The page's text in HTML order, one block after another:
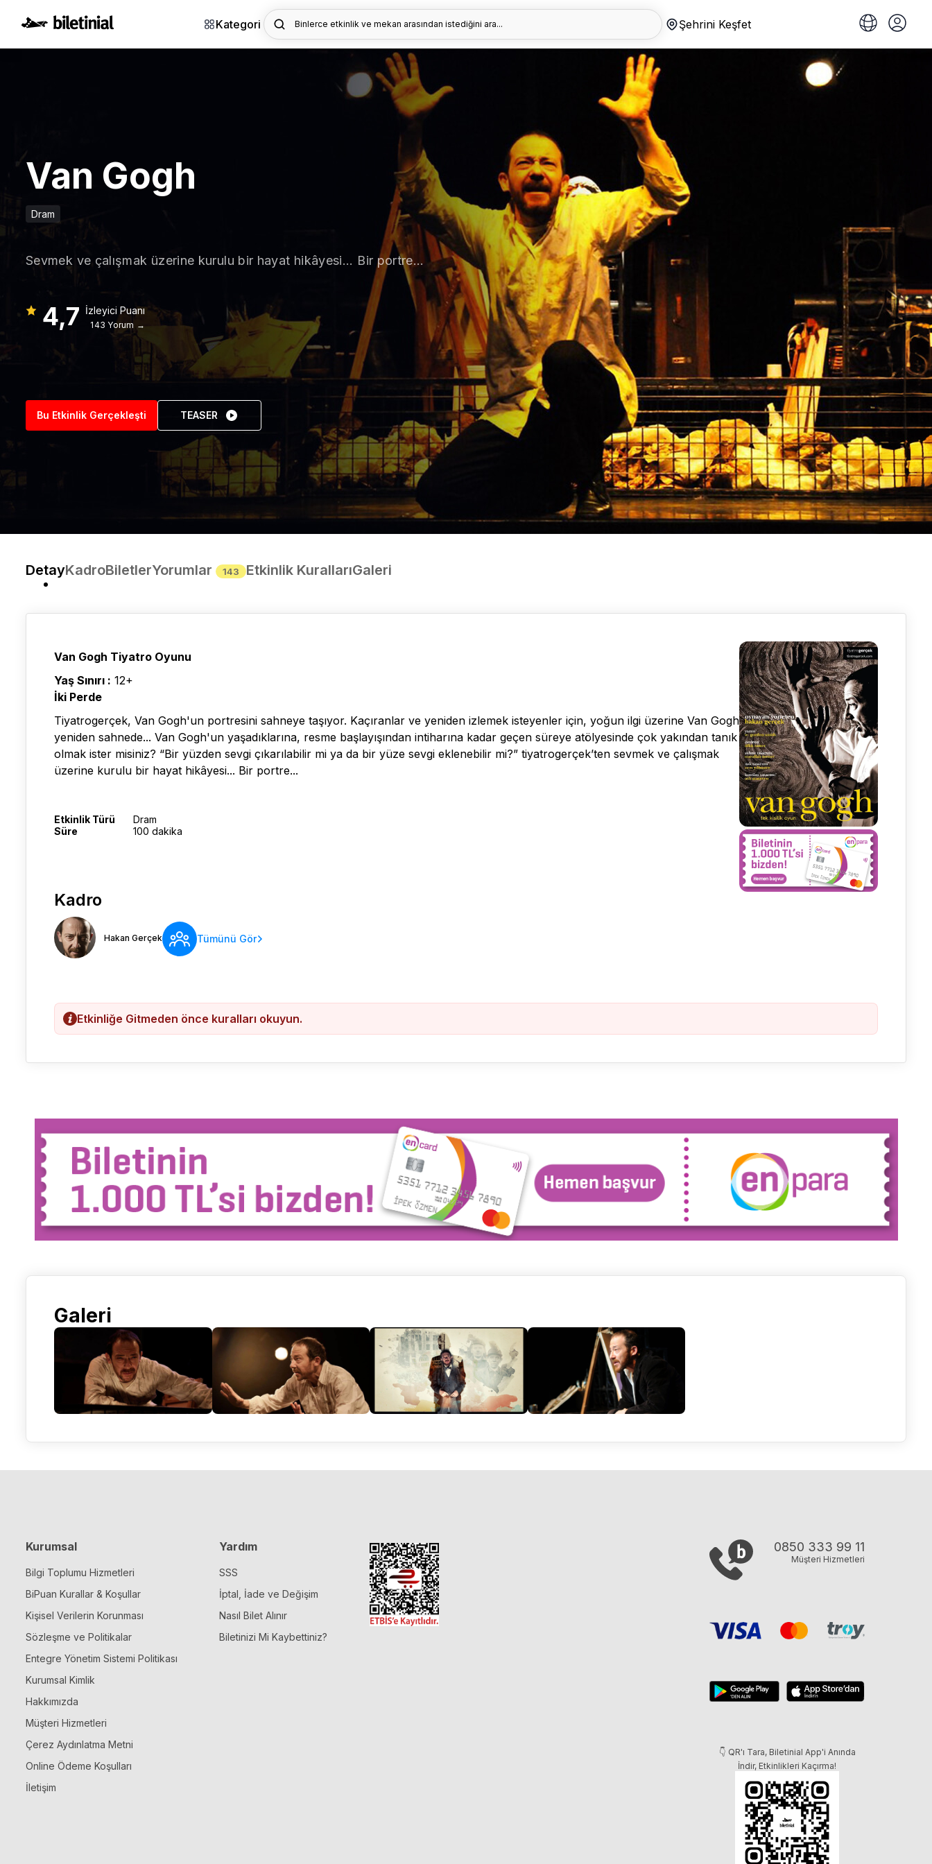
Kategori Binlerce etkinlik ve mekan arasından istediğini ara... Şehrini Keşfet
Van Gogh
Dram
Sevmek ve çalışmak üzerine kurulu bir hayat hikâyesi... Bir portre...
4,7 İzleyici Puanı
143 Yorum →
Bu Etkinlik Gerçekleşti TEASER
DetayKadroBiletlerYorumlar 143 Etkinlik KurallarıGaleri
Van Gogh Tiyatro Oyunu
Yaş Sınırı : 12+
İki Perde
Tiyatrogerçek, Van Gogh'un portresini sahneye taşıyor. Kaçıranlar ve yeniden izlemek isteyenler için, yoğun ilgi üzerine Van Gogh
yeniden sahnede... Van Gogh'un yaşadıklarına, resme başlayışından intiharına kadar geçen süreye atölyesinde çok yakından tanık
olmak ister misiniz? “Bir yüzden sevgi çıkarılabilir mi ya da bir yüze sevgi eklenebilir mi?” tiyatrogerçek’ten sevmek ve çalışmak
üzerine kurulu bir hayat hikâyesi... Bir portre...
Etkinlik Türü
Dram
Süre
100 dakika
Kadro
Hakan Gerçek Tümünü Gör
Etkinliğe Gitmeden önce kuralları okuyun.
Galeri
Kurumsal
Bilgi Toplumu Hizmetleri
BiPuan Kurallar & Koşullar
Kişisel Verilerin Korunması
Sözleşme ve Politikalar
Entegre Yönetim Sistemi Politikası
Kurumsal Kimlik
Hakkımızda
Müşteri Hizmetleri
Çerez Aydınlatma Metni
Online Ödeme Koşulları
İletişim
Yardım
SSS
İptal, İade ve Değişim
Nasıl Bilet Alınır
Biletinizi Mi Kaybettiniz?
0850 333 99 11
Müşteri Hizmetleri
👇 QR'ı Tara, Biletinial App'i Anında
İndir, Etkinlikleri Kaçırma!